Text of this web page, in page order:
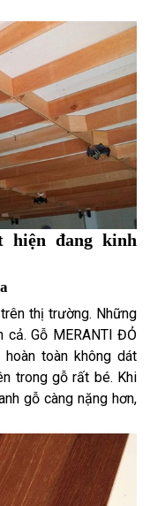
hiện đang kinh
thị trường. Những
cả. Gỗ MERANTI ĐỎ
toàn không dát
trong gỗ rất bé. Khi
gỗ càng nặng hơn,